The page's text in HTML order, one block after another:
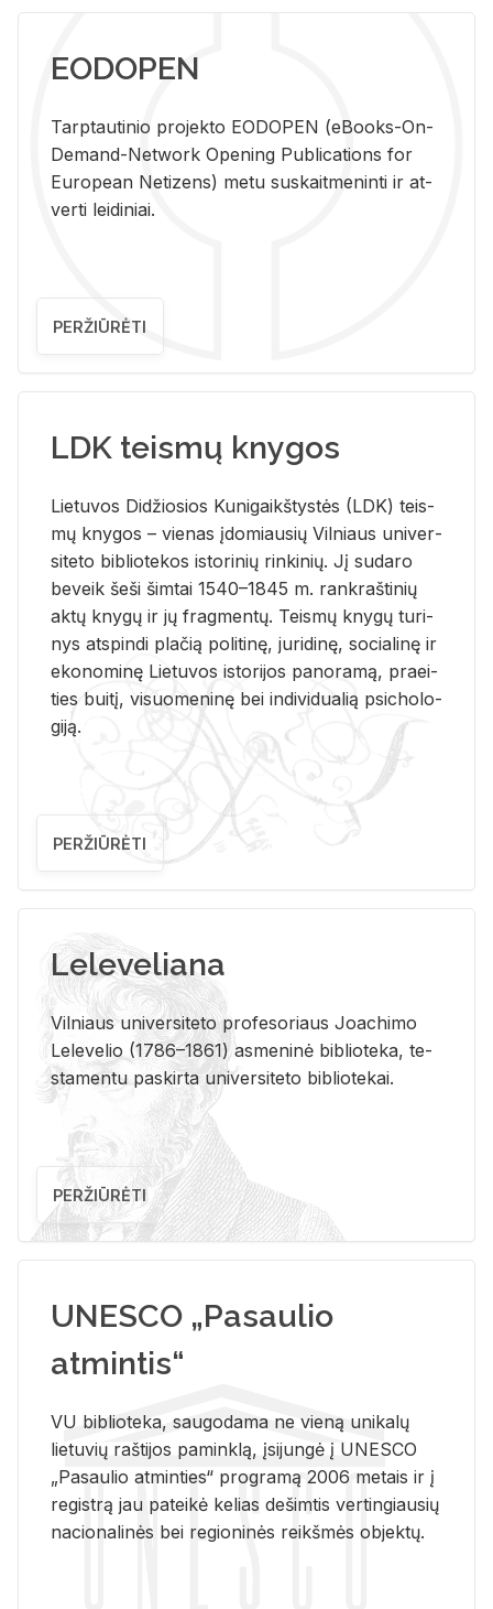
EODOPEN
Tarp­tau­ti­nio pro­jek­to EO­DO­PEN (eBo­oks-On-
De­mand-Ne­twork Ope­ning Pub­li­ca­tions for
Eu­ro­pe­an Ne­ti­zens) metu su­skait­me­nin­ti ir at­
ver­ti lei­di­niai.
PERŽIŪRĖTI
LDK teismų knygos
Lie­tu­vos Di­džio­sios Ku­ni­gaikš­tys­tės (LDK) teis­
mų kny­gos – vie­nas įdo­miau­sių Vil­niaus uni­ver­
si­te­to bi­b­lio­te­kos is­to­ri­nių rin­ki­nių. Jį su­da­ro
be­veik šeši šim­tai 1540–1845 m. rank­raš­ti­nių
aktų kny­gų ir jų frag­men­tų. Teis­mų kny­gų tu­ri­
nys at­spin­di pla­čią po­li­ti­nę, ju­ri­di­nę, so­cia­li­nę ir
eko­no­mi­nę Lie­tu­vos is­to­ri­jos pa­no­ra­mą, pra­ei­
ties bui­tį, vi­suo­me­ni­nę bei in­di­vi­dua­lią psi­cho­lo­
gi­ją.
PERŽIŪRĖTI
Leleveliana
Vil­niaus uni­ver­si­te­to pro­fe­so­riaus Jo­a­chi­mo
Le­le­ve­lio (1786–1861) as­me­ni­nė bi­b­lio­te­ka, te­
sta­men­tu pa­skir­ta uni­ver­si­te­to bi­b­lio­te­kai.
PERŽIŪRĖTI
UNESCO „Pasaulio
atmintis“
VU biblioteka, saugodama ne vieną unikalų
lietuvių raštijos paminklą, įsijungė į UNESCO
„Pasaulio atminties“ programą 2006 metais ir į
registrą jau pateikė kelias dešimtis vertingiausių
nacionalinės bei regioninės reikšmės objektų.